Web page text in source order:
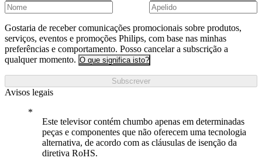
Gostaria de receber comunicações promocionais sobre produtos,
serviços, eventos e promoções Philips, com base nas minhas
preferências e comportamento. Posso cancelar a subscrição a
qualquer momento. O que significa isto?
Subscrever
Avisos legais
Este televisor contém chumbo apenas em determinadas
peças e componentes que não oferecem uma tecnologia
alternativa, de acordo com as cláusulas de isenção da
diretiva RoHS.